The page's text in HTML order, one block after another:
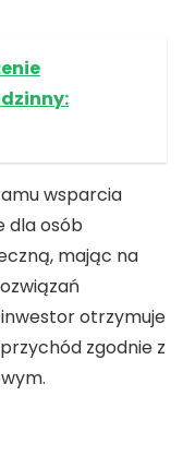
wsparcia
dla osób
, mając na
otrzymuje
przychód zgodnie z